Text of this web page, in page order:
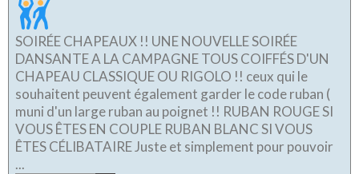
SOIRÉE CHAPEAUX !! UNE NOUVELLE SOIRÉE
DANSANTE A LA CAMPAGNE TOUS COIFFÉS D'UN
CHAPEAU CLASSIQUE OU RIGOLO !! ceux qui le
souhaitent peuvent également garder le code ruban (
muni d'un large ruban au poignet !! RUBAN ROUGE SI
VOUS ÊTES EN COUPLE RUBAN BLANC SI VOUS
ÊTES CÉLIBATAIRE Juste et simplement pour pouvoir
...